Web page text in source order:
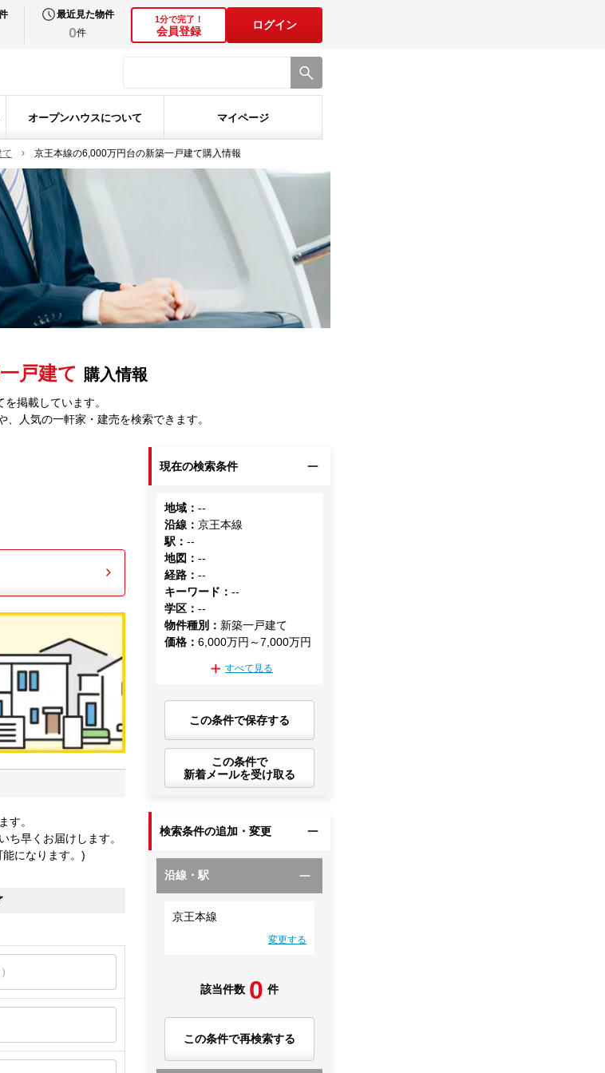
最近見た物件
0件
1分で完了！
会員登録
ログイン
オープンハウスについて マイページ
京王本線の6,000万円台の新築一戸建て購入情報
戸建て 購入情報
掲載しています。
人気の一軒家・建売を検索できます。
す。
ち早くお届けします。
になります。)
現在の検索条件
地域 ：--
沿線 ：京王本線
駅 ：--
地図 ：--
経路 ：--
キーワード ：--
学区 ：--
物件種別 ： 新築一戸建て
価格 ：6,000万円～7,000万円
すべて見る
この条件で保存する
この条件で
新着メールを受け取る
検索条件の追加・変更
沿線・駅
京王本線
変更する
該当件数 0 件
この条件で再検索する